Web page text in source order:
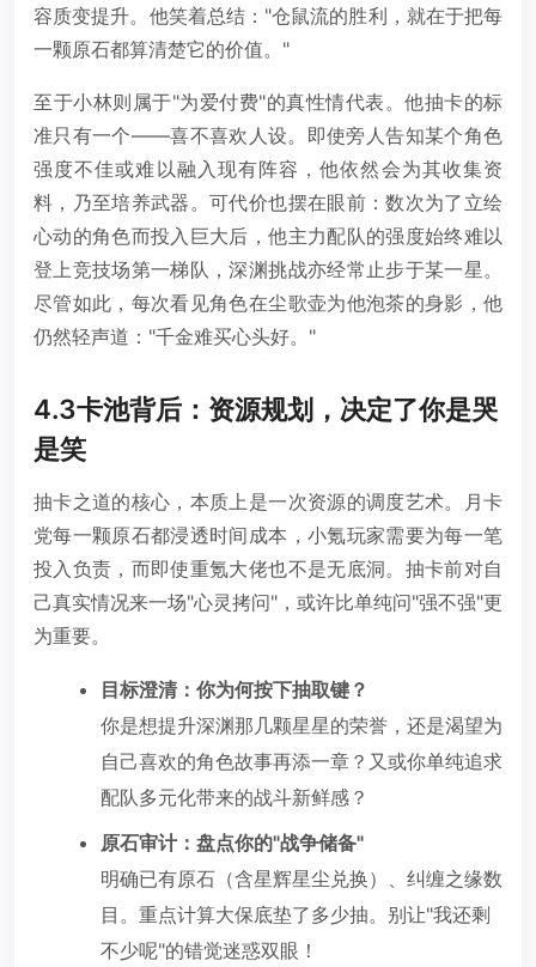
容质变提升。他笑着总结："仓鼠流的胜利，就在于把每
一颗原石都算清楚它的价值。"
至于小林则属于"为爱付费"的真性情代表。他抽卡的标
准只有一个——喜不喜欢人设。即使旁人告知某个角色
强度不佳或难以融入现有阵容，他依然会为其收集资
料，乃至培养武器。可代价也摆在眼前：数次为了立绘
心动的角色而投入巨大后，他主力配队的强度始终难以
登上竞技场第一梯队，深渊挑战亦经常止步于某一星。
尽管如此，每次看见角色在尘歌壶为他泡茶的身影，他
仍然轻声道："千金难买心头好。"
4.3卡池背后：资源规划，决定了你是哭
是笑
抽卡之道的核心，本质上是一次资源的调度艺术。月卡
党每一颗原石都浸透时间成本，小氪玩家需要为每一笔
投入负责，而即使重氪大佬也不是无底洞。抽卡前对自
己真实情况来一场"心灵拷问"，或许比单纯问"强不强"更
为重要。
目标澄清：你为何按下抽取键？
你是想提升深渊那几颗星星的荣誉，还是渴望为
自己喜欢的角色故事再添一章？又或你单纯追求
配队多元化带来的战斗新鲜感？
原石审计：盘点你的"战争储备"
明确已有原石（含星辉星尘兑换）、纠缠之缘数
目。重点计算大保底垫了多少抽。别让"我还剩
不少呢"的错觉迷惑双眼！